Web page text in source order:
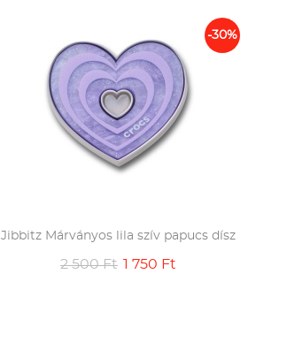
-30%
Jibbitz Márványos lila szív papucs dísz
2 500 Ft 1 750 Ft